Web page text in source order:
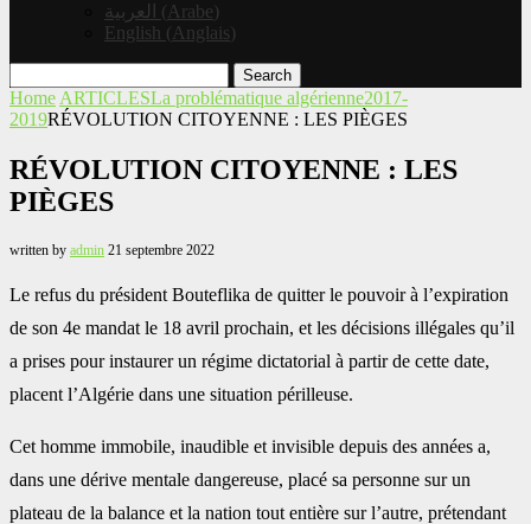
العربية
( Arabe )
English ( Anglais )
Search
Home ARTICLESLa problématique algérienne2017-
2019RÉVOLUTION CITOYENNE : LES PIÈGES
RÉVOLUTION CITOYENNE : LES
PIÈGES
written by admin 21 septembre 2022
Le refus du président Bouteflika de quitter le pouvoir à l’expiration
de son 4e mandat le 18 avril prochain, et les décisions illégales qu’il
a prises pour instaurer un régime dictatorial à partir de cette date,
placent l’Algérie dans une situation périlleuse.
Cet homme immobile, inaudible et invisible depuis des années a,
dans une dérive mentale dangereuse, placé sa personne sur un
plateau de la balance et la nation tout entière sur l’autre, prétendant